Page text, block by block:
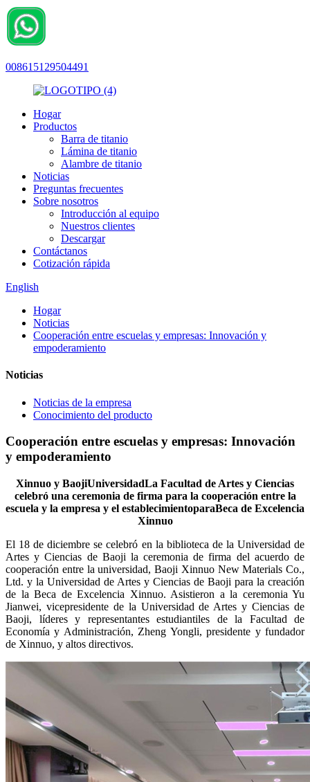
008615129504491
Hogar
Productos
Barra de titanio
Lámina de titanio
Alambre de titanio
Noticias
Preguntas frecuentes
Sobre nosotros
Introducción al equipo
Nuestros clientes
Descargar
Contáctanos
Cotización rápida
English
Hogar
Noticias
Cooperación entre escuelas y empresas: Innovación y
empoderamiento
Noticias
Noticias de la empresa
Conocimiento del producto
Cooperación entre escuelas y empresas: Innovación
y empoderamiento
Xinnuo y BaojiUniversidadLa Facultad de Artes y Ciencias
celebró una ceremonia de firma para la cooperación entre la
escuela y la empresa y el establecimientoparaBeca de Excelencia
Xinnuo
El 18 de diciembre se celebró en la biblioteca de la Universidad de
Artes y Ciencias de Baoji la ceremonia de firma del acuerdo de
cooperación entre la universidad, Baoji Xinnuo New Materials Co.,
Ltd. y la Universidad de Artes y Ciencias de Baoji para la creación
de la Beca de Excelencia Xinnuo. Asistieron a la ceremonia Yu
Jianwei, vicepresidente de la Universidad de Artes y Ciencias de
Baoji, líderes y representantes estudiantiles de la Facultad de
Economía y Administración, Zheng Yongli, presidente y fundador
de Xinnuo, y altos directivos.